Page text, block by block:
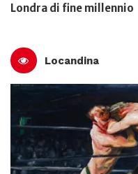
Londra di fine millennio
Locandina